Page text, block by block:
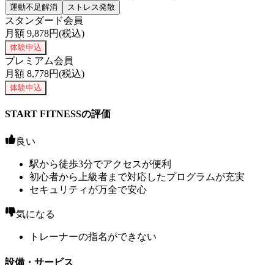
運動不足解消
ストレス発散
スタンダード会員
月額 9,878円(税込)
体験申込
プレミアム会員
月額 8,778円(税込)
体験申込
START FITNESSの評価
良い
駅から徒歩3分でアクセスが便利
初心者から上級者まで対応したプログラムが充実
セキュリティが万全で安心
気になる
トレーナーの指名ができない
設備・サービス